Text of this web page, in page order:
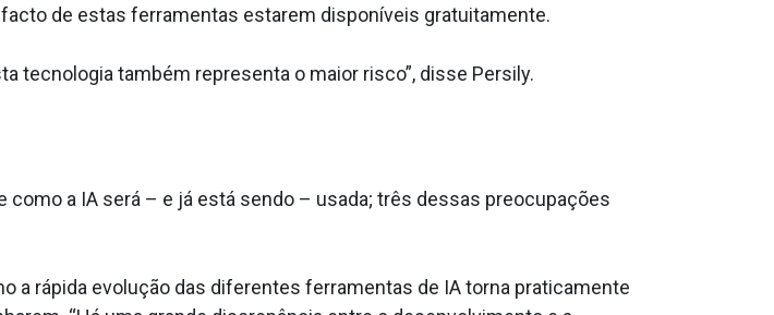
de estas ferramentas estarem disponíveis gratuitamente.
tecnologia também representa o maior risco”, disse Persily.
a IA será – e já está sendo – usada; três dessas preocupações
a rápida evolução das diferentes ferramentas de IA torna praticamente